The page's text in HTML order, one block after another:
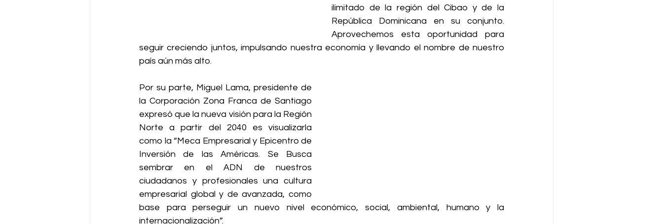
ilimitado de la región del Cibao y de la
República Dominicana en su conjunto.
Aprovechemos esta oportunidad para
seguir creciendo juntos, impulsando nuestra economía y llevando el nombre de nuestro
país aún más alto.
Por su parte, Miguel Lama, presidente de
la Corporación Zona Franca de Santiago
expresó que la nueva visión para la Región
Norte a partir del 2040 es visualizarla
como la “Meca Empresarial y Epicentro de
Inversión de las Américas. Se Busca
sembrar en el ADN de nuestros
ciudadanos y profesionales una cultura
empresarial global y de avanzada, como
base para perseguir un nuevo nivel económico, social, ambiental, humano y la
internacionalización”.